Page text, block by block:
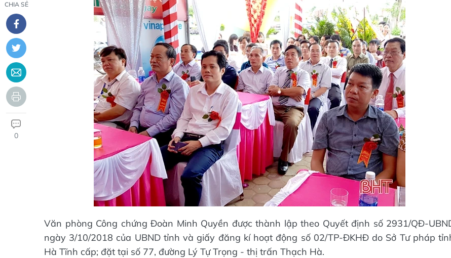
CHIA SẺ
0
Văn phòng Công chứng Đoàn Minh Quyền được thành lập theo Quyết định số 2931/QĐ-
ngày 3/10/2018 của UBND tỉnh và giấy đăng kí hoạt động số 02/TP-ĐKHĐ do Sở Tư pháp
Hà Tĩnh cấp; đặt tại số 77, đường Lý Tự Trọng - thị trấn Thạch Hà.